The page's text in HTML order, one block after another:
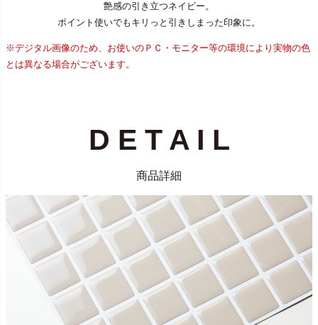
艶感の引き立つネイビー。
ポイント使いでもキリっと引きしまった印象に。
※デジタル画像のため、お使いのＰＣ・モニター等の環境により実物の色
とは異なる場合がございます。
D E T A I L
商品詳細